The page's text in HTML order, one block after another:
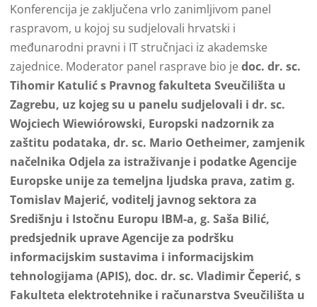
Konferencija je zaključena vrlo zanimljivom panel
raspravom, u kojoj su sudjelovali hrvatski i
međunarodni pravni i IT stručnjaci iz akademske
zajednice. Moderator panel rasprave bio jedoc. dr. sc.
Tihomir Katulić s Pravnog fakulteta Sveučilišta u
Zagrebu, uz kojeg su u panelu sudjelovali i dr. sc.
Wojciech Wiewiórowski, Europski nadzornik za
zaštitu podataka, dr. sc. Mario Oetheimer, zamjenik
načelnika Odjela za istraživanje i podatke Agencije
Europske unije za temeljna ljudska prava, zatim g.
Tomislav Majerić, voditelj javnog sektora za
Središnju i Istočnu Europu IBM-a, g. Saša Bilić,
predsjednik uprave Agencije za podršku
informacijskim sustavima i informacijskim
tehnologijama (APIS), doc. dr. sc. Vladimir Čeperić, s
Fakulteta elektrotehnike i računarstva Sveučilišta u